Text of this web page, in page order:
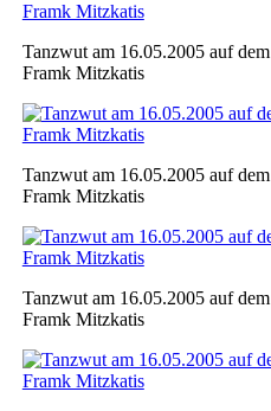
Tanzwut am 16.05.2005 auf
Framk Mitzkatis
Tanzwut am 16.05.2005 auf
Framk Mitzkatis
Tanzwut am 16.05.2005 auf
Framk Mitzkatis